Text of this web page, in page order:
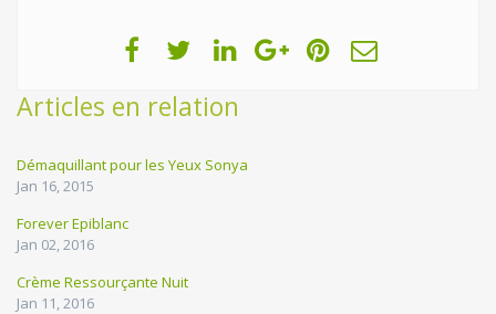
Articles en relation
Démaquillant pour les Yeux Sonya
Jan 16, 2015
Forever Epiblanc
Jan 02, 2016
Crème Ressourçante Nuit
Jan 11, 2016